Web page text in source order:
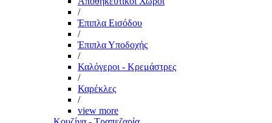
/
Έπιπλα Εισόδου
/
Έπιπλα Υποδοχής
/
Καλόγεροι - Κρεμάστρες
/
Καρέκλες
/
view more